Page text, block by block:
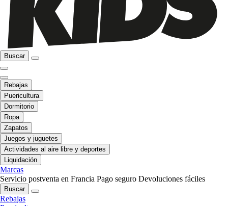
Buscar
Rebajas
Puericultura
Dormitorio
Ropa
Zapatos
Juegos y juguetes
Actividades al aire libre y deportes
Liquidación
Marcas
Servicio postventa en Francia Pago seguro Devoluciones fáciles
Buscar
Rebajas